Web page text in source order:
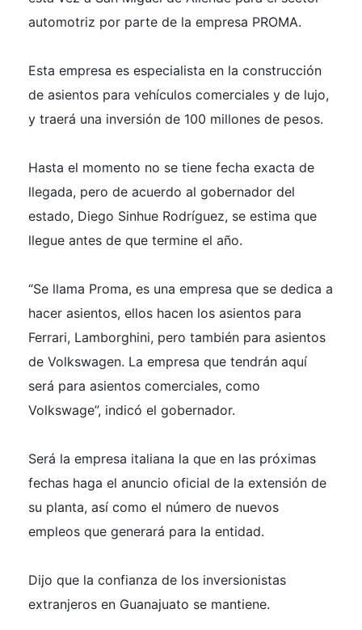
automotriz por parte de la empresa PROMA.
Esta empresa es especialista en la construcción
de asientos para vehículos comerciales y de lujo,
y traerá una inversión de 100 millones de pesos.
Hasta el momento no se tiene fecha exacta de
llegada, pero de acuerdo al gobernador del
estado, Diego Sinhue Rodríguez, se estima que
llegue antes de que termine el año.
“Se llama Proma, es una empresa que se dedica a
hacer asientos, ellos hacen los asientos para
Ferrari, Lamborghini, pero también para asientos
de Volkswagen. La empresa que tendrán aquí
será para asientos comerciales, como
Volkswage”, indicó el gobernador.
Será la empresa italiana la que en las próximas
fechas haga el anuncio oficial de la extensión de
su planta, así como el número de nuevos
empleos que generará para la entidad.
Dijo que la confianza de los inversionistas
extranjeros en Guanajuato se mantiene.